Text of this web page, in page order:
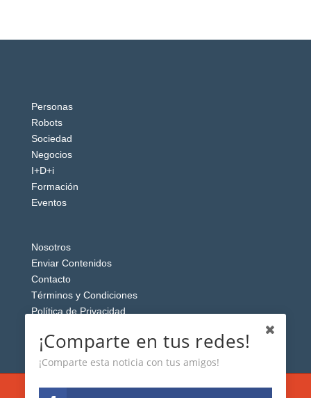
Personas
Robots
Sociedad
Negocios
I+D+i
Formación
Eventos
Nosotros
Enviar Contenidos
Contacto
Términos y Condiciones
Política de Privacidad
¡Comparte en tus redes!
¡Comparte esta noticia con tus amigos!